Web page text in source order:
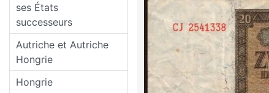
ses États
successeurs
Autriche et Autriche
Hongrie
Hongrie